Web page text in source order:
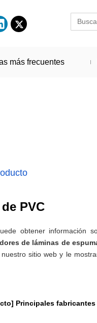
más frecuentes
PVC
obtener información
de láminas de
sitio web y le
] Principales fabricantes y